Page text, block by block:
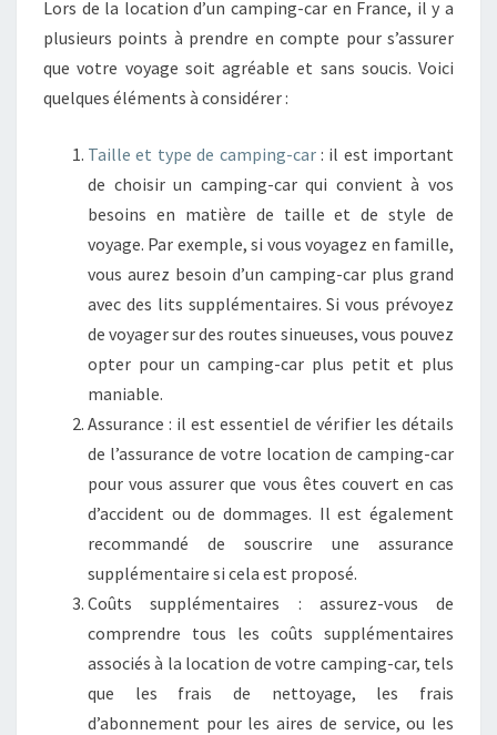
Lors de la location d’un camping-car en France, il y a
plusieurs points à prendre en compte pour s’assurer
que votre voyage soit agréable et sans soucis. Voici
quelques éléments à considérer :
Taille et type de camping-car: il est important
de choisir un camping-car qui convient à vos
besoins en matière de taille et de style de
voyage. Par exemple, si vous voyagez en famille,
vous aurez besoin d’un camping-car plus grand
avec des lits supplémentaires. Si vous prévoyez
de voyager sur des routes sinueuses, vous pouvez
opter pour un camping-car plus petit et plus
maniable.
Assurance : il est essentiel de vérifier les détails
de l’assurance de votre location de camping-car
pour vous assurer que vous êtes couvert en cas
d’accident ou de dommages. Il est également
recommandé de souscrire une assurance
supplémentaire si cela est proposé.
Coûts supplémentaires : assurez-vous de
comprendre tous les coûts supplémentaires
associés à la location de votre camping-car, tels
que les frais de nettoyage, les frais
d’abonnement pour les aires de service, ou les